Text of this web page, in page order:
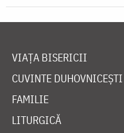
VIAȚA BISERICII
CUVINTE DUHOVNICEȘTI
FAMILIE
LITURGICĂ